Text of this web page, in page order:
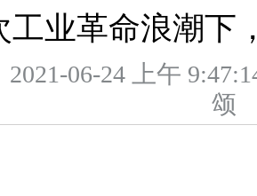
工业革命浪潮下
2021-06-24 上午